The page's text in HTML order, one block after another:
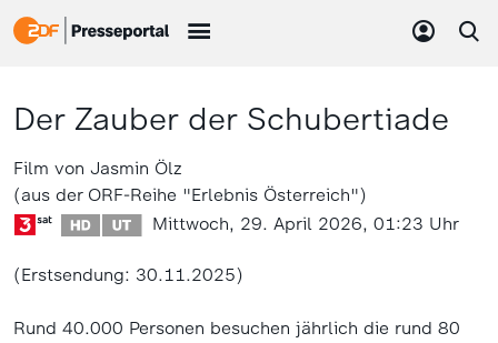
Der Zauber der Schubertiade
Film von Jasmin Ölz
(aus der ORF-Reihe "Erlebnis Österreich")
Mittwoch, 29. April 2026, 01:23 Uhr
(Erstsendung: 30.11.2025)
Rund 40.000 Personen besuchen jährlich die rund 80